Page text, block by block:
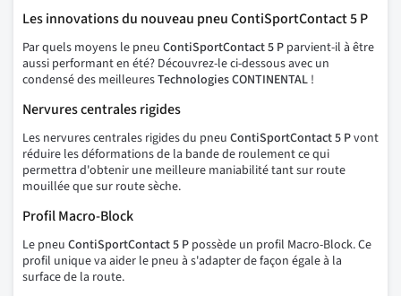
Les innovations du nouveau pneu ContiSportContact 5 P
Par quels moyens le pneu ContiSportContact 5 P parvient-il à être
aussi performant en été? Découvrez-le ci-dessous avec un
condensé des meilleuresTechnologies CONTINENTAL !
Nervures centrales rigides
Les nervures centrales rigides du pneu ContiSportContact 5 Pvont
réduire les déformations de la bande de roulement ce qui
permettra d'obtenir une meilleure maniabilité tant sur route
mouillée que sur route sèche.
Profil Macro-Block
Le pneu ContiSportContact 5 P possède un profil Macro-Block. Ce
profil unique va aider le pneu à s'adapter de façon égale à la
surface de la route.